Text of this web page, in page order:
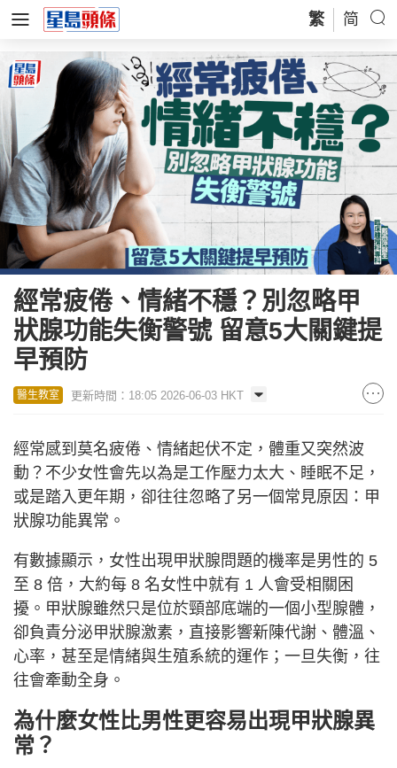
繁 简
經常疲倦、情緒不穩？別忽略甲
狀腺功能失衡警號 留意5大關鍵提
早預防
醫生教室 更新時間：18:05 2026-06-03 HKT
經常感到莫名疲倦、情緒起伏不定，體重又突然波
動？不少女性會先以為是工作壓力太大、睡眠不足，
或是踏入更年期，卻往往忽略了另一個常見原因：甲
狀腺功能異常。
有數據顯示，女性出現甲狀腺問題的機率是男性的 5
至 8 倍，大約每 8 名女性中就有 1 人會受相關困
擾。甲狀腺雖然只是位於頸部底端的一個小型腺體，
卻負責分泌甲狀腺激素，直接影響新陳代謝、體溫、
心率，甚至是情緒與生殖系統的運作；一旦失衡，往
往會牽動全身。
為什麼女性比男性更容易出現甲狀腺異
常？